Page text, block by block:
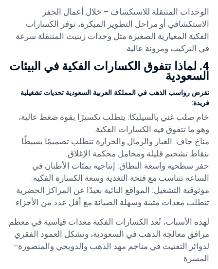
الوحدات المتنقلة للاستكشاف – خلال أعمال الحفر
الاستكشافي أو مراحل التطوير المبكرة، توفر الكسارات
الفكية المعيارية الصغيرة مثل وحدات زينيث المتنقلة سرعة
في التركيب ومرونة عالية.
4. لماذا تتفوق الكسارات الفكية في البيئات
السعودية
تفرض رواسب الذهب في المملكة العربية السعودية تحديات تشغيلية
فريدة:
خام صلب غني بالسيليكا: يتطلب تكسيرًا بقوة ضغط عالية،
وهو ما تتفوق فيه الكسارات الفكية.
مناخ جاف: الغبار والرمال والحرارة تتطلب تصميمًا بسيطًا
بنقاط تشحيم قليلة ومحامل محكمة الإغلاق.
حفر سطحية واسعة النطاق: إنتاجية بمئات الأطنان في
الساعة تتناسب مع فتحة التغذية وسعة الكسارة الفكية.
موثوقية التشغيل: المواقع النائية بعيدًا عن المراكز الحضرية
تتطلب معدات متينة وسهلة الصيانة مع أقل عدد من الأجزاء.
لهذه الأسباب، تُعد الكسارات الفكية معدات قياسية في معظم
مرافق معالجة الذهب في السعودية، وتشكل العمود الفقري
لدوائر التفتيت في مناجم مهد الذهب والدويحي والمنصورة–
المسرة.